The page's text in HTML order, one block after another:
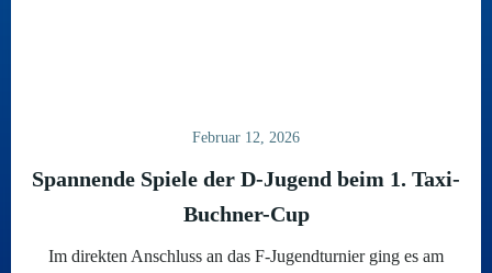
Februar 12, 2026
Spannende Spiele der D-Jugend beim 1. Taxi-
Buchner-Cup
Im direkten Anschluss an das F-Jugendturnier ging es am